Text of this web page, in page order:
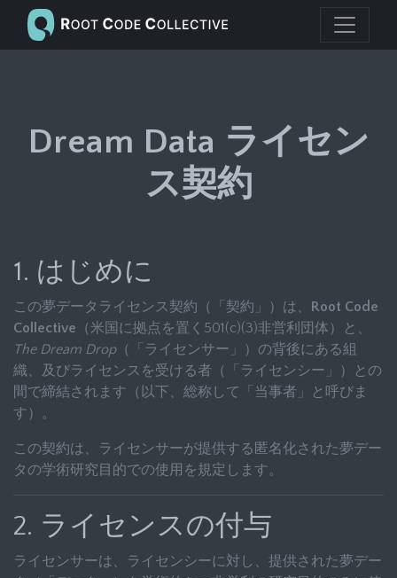
Dream Data ライセン
ス契約
1. はじめに
この夢データライセンス契約（「契約」）は、 Root Code
Collective （米国に拠点を置く501(c)(3)非営利団体）と、
The Dream Drop（「ライセンサー」）の背後にある組
織、及びライセンスを受ける者（「ライセンシー」）との
間で締結されます（以下、総称して「当事者」と呼びま
す）。
この契約は、ライセンサーが提供する匿名化された夢デー
タの学術研究目的での使用を規定します。
2. ライセンスの付与
ライセンサーは、ライセンシーに対し、提供された夢デー